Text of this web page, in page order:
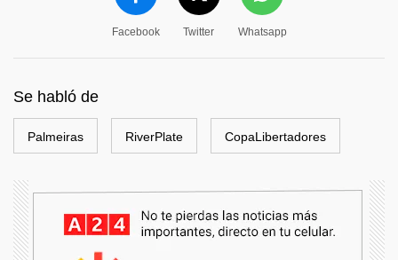
Facebook Twitter Whatsapp
Se habló de
Palmeiras RiverPlate CopaLibertadores